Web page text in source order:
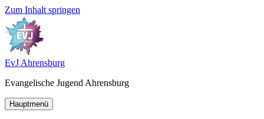
Zum Inhalt springen
EvJ Ahrensburg
Evangelische Jugend Ahrensburg
Hauptmenü